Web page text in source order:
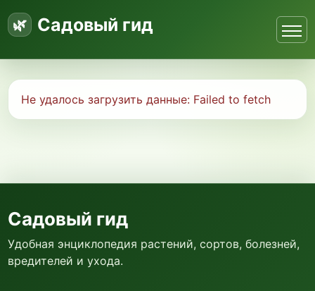
Садовый гид
Не удалось загрузить данные: Failed to fetch
Садовый гид
Удобная энциклопедия растений, сортов, болезней,
вредителей и ухода.